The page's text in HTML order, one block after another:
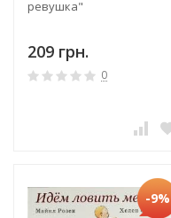
ревушка"
209 грн.
0
-9%